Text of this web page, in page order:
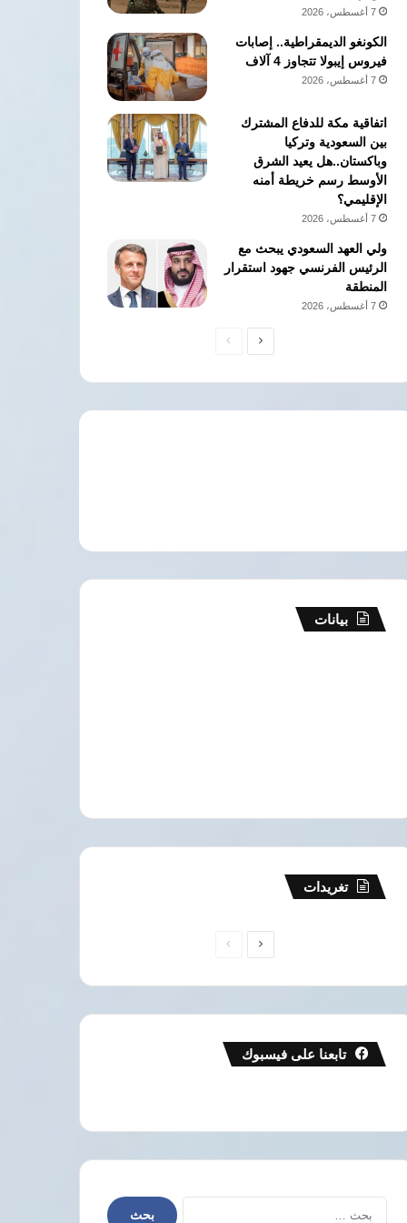
7 أغسطس، 2026
الكونغو الديمقراطية.. إصابات
فيروس إيبولا تتجاوز 4 آلاف
7 أغسطس، 2026
اتفاقية مكة للدفاع المشترك
بين السعودية وتركيا
وباكستان..هل يعيد الشرق
الأوسط رسم خريطة أمنه
الإقليمي؟
7 أغسطس، 2026
ولي العهد السعودي يبحث مع
الرئيس الفرنسي جهود استقرار
المنطقة
7 أغسطس، 2026
الصفحةالصفحة
بيانات
تغريدات
الصفحةالصفحة
تابعنا على فيسبوك
البحث